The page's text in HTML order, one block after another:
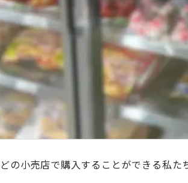
の小売店で購入することができる私た